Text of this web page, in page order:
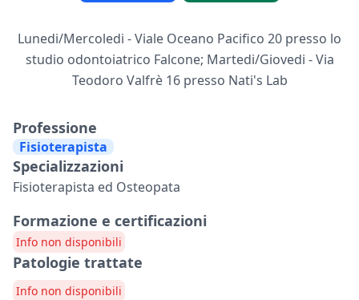
Lunedi/Mercoledi - Viale Oceano Pacifico 20 presso lo
studio odontoiatrico Falcone; Martedi/Giovedi - Via
Teodoro Valfrè 16 presso Nati's Lab
Professione
Fisioterapista
Specializzazioni
Fisioterapista ed Osteopata
Formazione e certificazioni
Info non disponibili
Patologie trattate
Info non disponibili